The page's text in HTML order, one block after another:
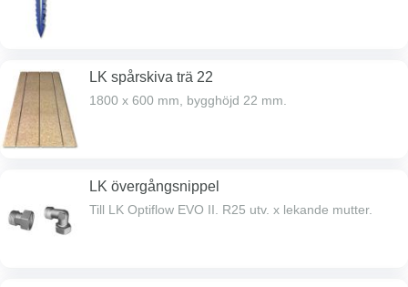
LK spårskiva trä 22
1800 x 600 mm, bygghöjd 22 mm.
LK övergångsnippel
Till LK Optiflow EVO II. R25 utv. x lekande mutter.